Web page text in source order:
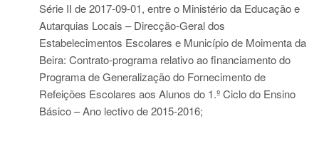
Série II de 2017-09-01, entre o Ministério da Educação e
Autarquias Locais – Direcção-Geral dos
Estabelecimentos Escolares e Município de Moimenta da
Beira: Contrato-programa relativo ao financiamento do
Programa de Generalização do Fornecimento de
Refeições Escolares aos Alunos do 1.º Ciclo do Ensino
Básico – Ano lectivo de 2015-2016;